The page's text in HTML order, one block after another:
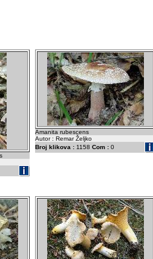
Amanita rubescens
Autor : Remar Željko
Broj klikova : 1158 Com : 0